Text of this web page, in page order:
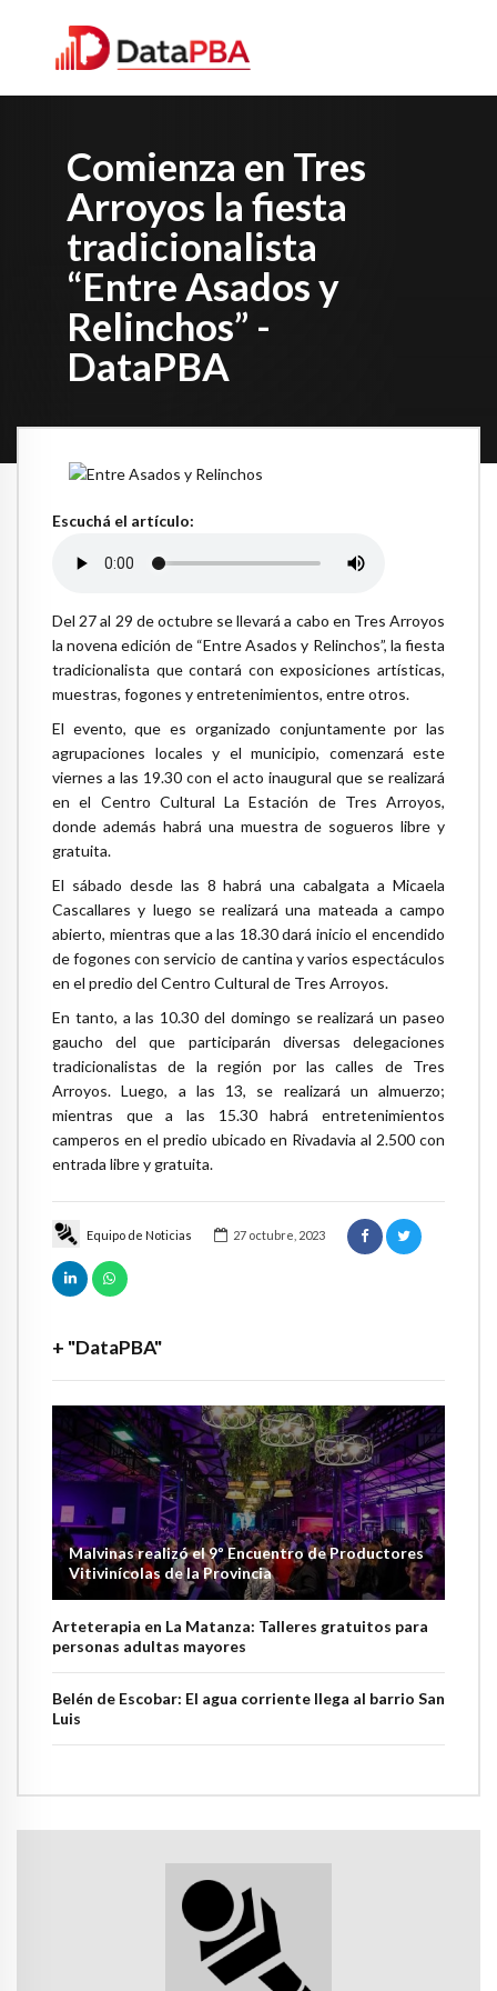
Comienza en Tres
Arroyos la fiesta
tradicionalista
“Entre Asados y
Relinchos” -
DataPBA
Equipo de Noticias 27 octubre, 2023
+ "DataPBA"
Malvinas realizó el 9º Encuentro de Productores
Vitivinícolas de la Provincia
Arteterapia en La Matanza: Talleres gratuitos para
personas adultas mayores
Belén de Escobar: El agua corriente llega al barrio San
Luis
Escuchá el artículo:
Del 27 al 29 de octubre se llevará a cabo en Tres Arroyos
la novena edición de “Entre Asados y Relinchos”, la fiesta
tradicionalista que contará con exposiciones artísticas,
muestras, fogones y entretenimientos, entre otros.
El evento, que es organizado conjuntamente por las
agrupaciones locales y el municipio, comenzará este
viernes a las 19.30 con el acto inaugural que se realizará
en el Centro Cultural La Estación de Tres Arroyos,
donde además habrá una muestra de sogueros libre y
gratuita.
El sábado desde las 8 habrá una cabalgata a Micaela
Cascallares y luego se realizará una mateada a campo
abierto, mientras que a las 18.30 dará inicio el encendido
de fogones con servicio de cantina y varios espectáculos
en el predio del Centro Cultural de Tres Arroyos.
En tanto, a las 10.30 del domingo se realizará un paseo
gaucho del que participarán diversas delegaciones
tradicionalistas de la región por las calles de Tres
Arroyos. Luego, a las 13, se realizará un almuerzo;
mientras que a las 15.30 habrá entretenimientos
camperos en el predio ubicado en Rivadavia al 2.500 con
entrada libre y gratuita.